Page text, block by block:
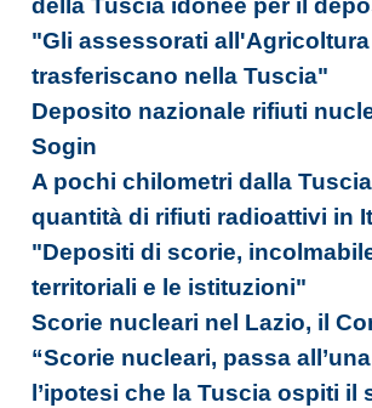
"Gli assessorati
trasferiscano nella Tuscia"
Deposito nazionale rifiuti
Sogin
A pochi chilometri dalla
quantità di rifiuti radioattivi in
"Depositi di scorie,
territoriali e le istituzioni"
Scorie nucleari nel Lazio, il
“Scorie nucleari, passa
l’ipotesi che la Tuscia ospiti il